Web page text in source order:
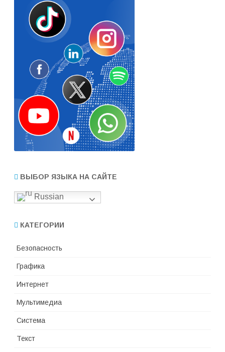
ВЫБОР ЯЗЫКА НА САЙТЕ
Russian
КАТЕГОРИИ
Безопасность
Графика
Интернет
Мультимедиа
Система
Текст